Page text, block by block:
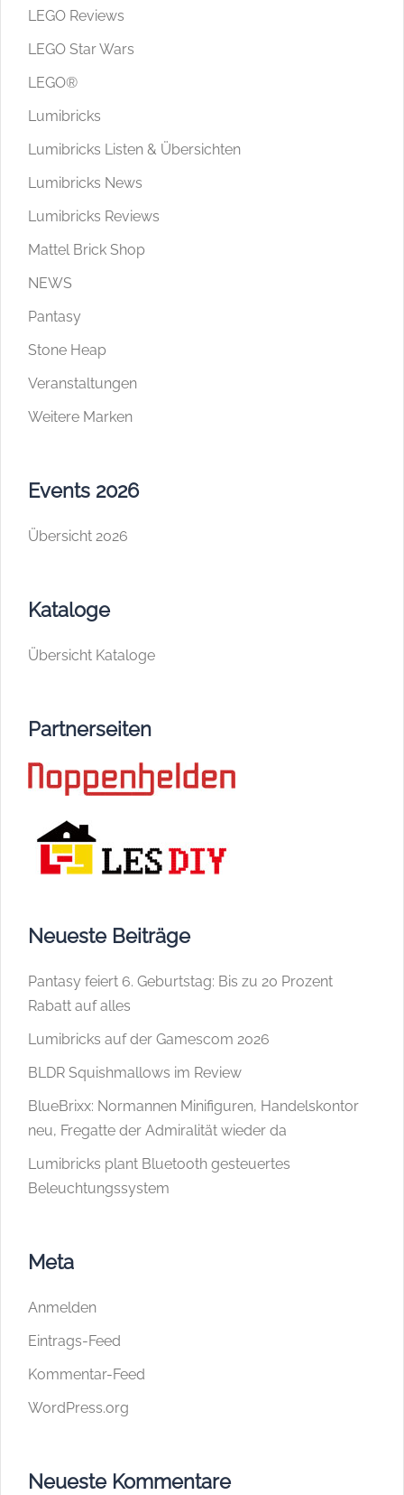
LEGO Reviews
LEGO Star Wars
LEGO®
Lumibricks
Lumibricks Listen & Übersichten
Lumibricks News
Lumibricks Reviews
Mattel Brick Shop
NEWS
Pantasy
Stone Heap
Veranstaltungen
Weitere Marken
Events 2026
Übersicht 2026
Kataloge
Übersicht Kataloge
Partnerseiten
Neueste Beiträge
Pantasy feiert 6. Geburtstag: Bis zu 20 Prozent
Rabatt auf alles
Lumibricks auf der Gamescom 2026
BLDR Squishmallows im Review
BlueBrixx: Normannen Minifiguren, Handelskontor
neu, Fregatte der Admiralität wieder da
Lumibricks plant Bluetooth gesteuertes
Beleuchtungssystem
Meta
Anmelden
Eintrags-Feed
Kommentar-Feed
WordPress.org
Neueste Kommentare